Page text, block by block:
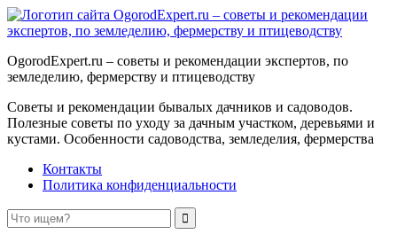
OgorodExpert.ru – cоветы и рекомендации экспертов, по
земледелию, фермерству и птицеводству
Советы и рекомендации бывалых дачников и садоводов.
Полезные советы по уходу за дачным участком, деревьями и
кустами. Особенности садоводства, земледелия, фермерства
Контакты
Политика конфиденциальности